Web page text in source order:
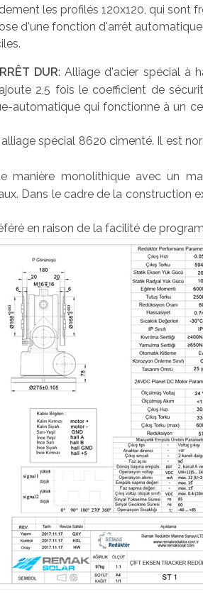
les profilés 120x120, qui sont
d'une fonction d'arrêt
DUR: Alliage d'acier spécial à
2,5 fois le coefficient de
automatique qui fonctionne à un
alliage spécial 8620 cimenté. Il est
manière monolithique avec un
Dans le cadre de la construction
en raison de la facilité de